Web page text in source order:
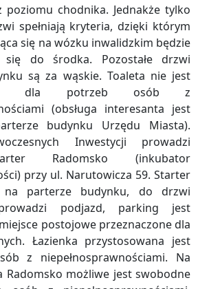
poziomu chodnika. Jednakże tylko
spełniają kryteria, dzięki którym
się na wózku inwalidzkim będzie
się do środka. Pozostałe drzwi
są za wąskie. Toaleta nie jest
dla potrzeb osób z
(obsługa interesanta jest
budynku Urzędu Miasta).
Inwestycji prowadzi
Radomsko (inkubator
przy ul. Narutowicza 59. Starter
na parterze budynku, do drzwi
podjazd, parking jest
postojowe przeznaczone dla
Łazienka przystosowana jest
z niepełnosprawnościami. Na
Radomsko możliwe jest swobodne